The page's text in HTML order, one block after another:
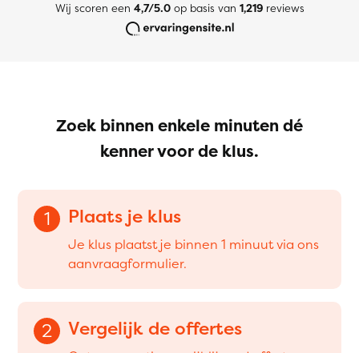
Wij scoren een 4,7/5.0op basis van 1,219reviews
Zoek binnen enkele minuten dé
kenner voor de klus.
1 Plaats je klus
Je klus plaatst je binnen 1 minuut via ons
aanvraagformulier.
2 Vergelijk de offertes